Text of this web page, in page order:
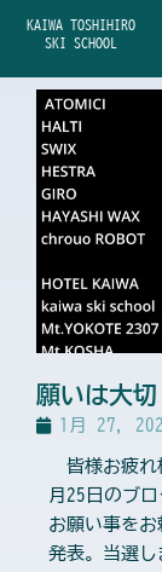
KAIWA TOSHIHIRO
SKI SCHOOL
願いは大切
1月 27,
皆様お疲れ
月25日のブ
お願い事を
発表。当選し